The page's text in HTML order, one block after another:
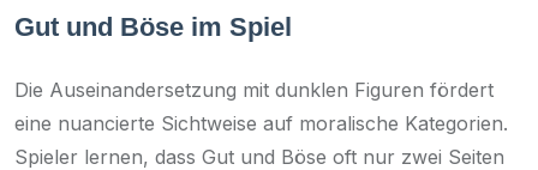
Gut und Böse im Spiel
Die Auseinandersetzung mit dunklen Figuren fördert
eine nuancierte Sichtweise auf moralische Kategorien.
Spieler lernen, dass Gut und Böse oft nur zwei Seiten